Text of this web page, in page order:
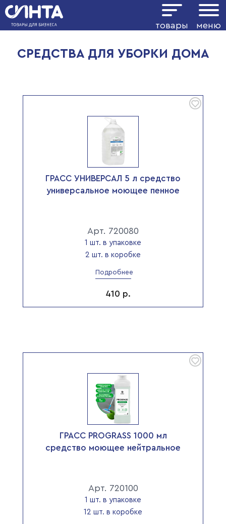
товары меню
Показать фильтр
СРЕДСТВА ДЛЯ УБОРКИ ДОМА
ГРАСС УНИВЕРСАЛ 5 л средство
универсальное моющее пенное
Арт. 720080
1 шт. в упаковке
2 шт. в коробке
Подробнее
410 р.
ГРАСС PROGRASS 1000 мл
средство моющее нейтральное
Арт. 720100
1 шт. в упаковке
12 шт. в коробке